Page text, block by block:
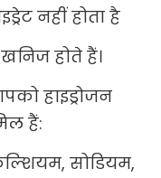
नहीं होता है
खनिज होते हैं।
हाइड्रोजन
हैं:
सोडियम,